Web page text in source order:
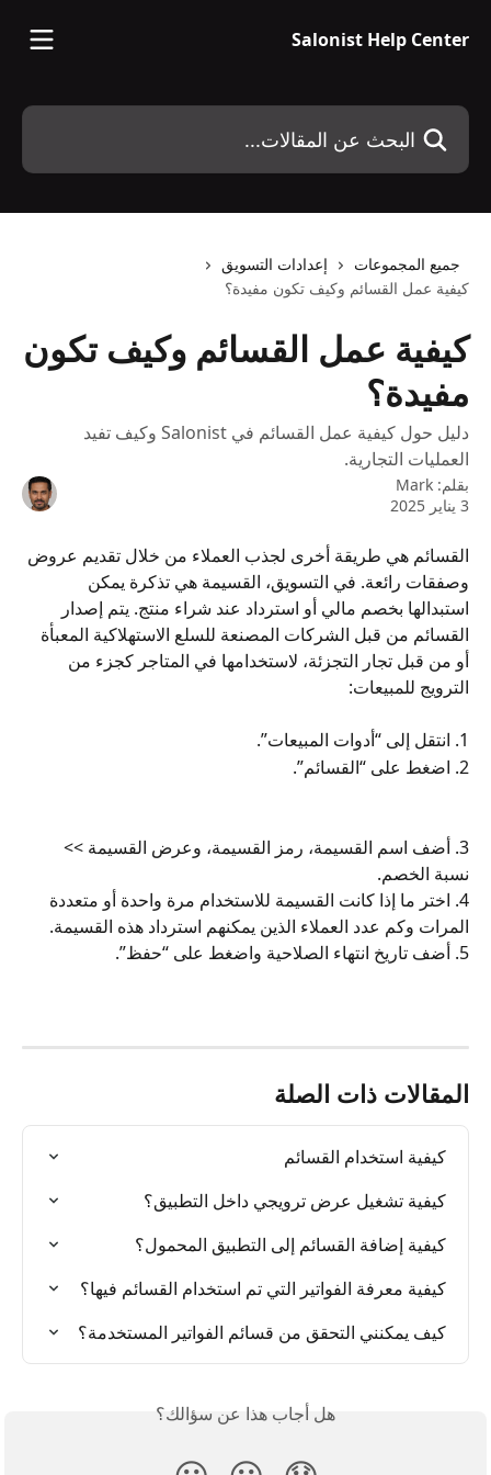
Salonist Help Center
البحث عن المقالات...
جميع المجموعات
إعدادات التسويق
كيفية عمل القسائم وكيف تكون مفيدة؟
كيفية عمل القسائم وكيف تكون
مفيدة؟
دليل حول كيفية عمل القسائم في Salonist وكيف تفيد
العمليات التجارية.
بقلم: Mark
3 يناير 2025
القسائم هي طريقة أخرى لجذب العملاء من خلال تقديم عروض
وصفقات رائعة. في التسويق، القسيمة هي تذكرة يمكن
استبدالها بخصم مالي أو استرداد عند شراء منتج. يتم إصدار
القسائم من قبل الشركات المصنعة للسلع الاستهلاكية المعبأة
أو من قبل تجار التجزئة، لاستخدامها في المتاجر كجزء من
الترويج للمبيعات:
1. انتقل إلى “أدوات المبيعات”.
2. اضغط على “القسائم”.
3. أضف اسم القسيمة، رمز القسيمة، وعرض القسيمة >>
نسبة الخصم.
4. اختر ما إذا كانت القسيمة للاستخدام مرة واحدة أو متعددة
المرات وكم عدد العملاء الذين يمكنهم استرداد هذه القسيمة.
5. أضف تاريخ انتهاء الصلاحية واضغط على “حفظ”.
المقالات ذات الصلة
كيفية استخدام القسائم
كيفية تشغيل عرض ترويجي داخل التطبيق؟
كيفية إضافة القسائم إلى التطبيق المحمول؟
كيفية معرفة الفواتير التي تم استخدام القسائم فيها؟
كيف يمكنني التحقق من قسائم الفواتير المستخدمة؟
هل أجاب هذا عن سؤالك؟